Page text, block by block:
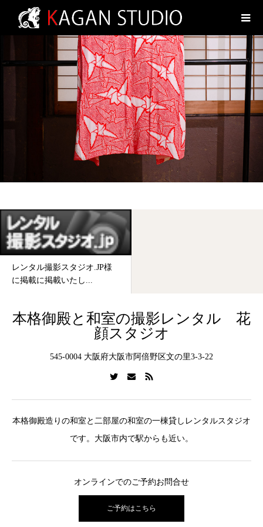
レンタル撮影スタジオ.JP様
に掲載に掲載いたし...
本格御殿と和室の撮影レンタル 花
顔スタジオ
545-0004 大阪府大阪市阿倍野区文の里3-3-22
本格御殿造りの和室と二部屋の和室の一棟貸しレンタルスタジオ
です。大阪市内で駅からも近い。
オンラインでのご予約お問合せ
ご予約はこちら